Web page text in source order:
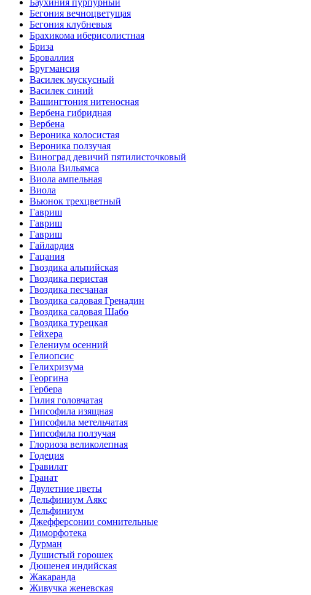
Баухиния пурпурный
Бегония вечноцветущая
Бегония клубневыя
Брахикома иберисолистная
Бриза
Броваллия
Бругмансия
Василек мускусный
Василек синий
Вашингтония нитеносная
Вербена гибридная
Вербена
Вероника колосистая
Вероника ползучая
Виноград девичий пятилисточковый
Виола Вильямса
Виола ампельная
Виола
Вьюнок трехцветный
Гавриш
Гавриш
Гавриш
Гайлардия
Гацания
Гвоздика альпийская
Гвоздика перистая
Гвоздика песчаная
Гвоздика садовая Гренадин
Гвоздика садовая Шабо
Гвоздика турецкая
Гейхера
Гелениум осенний
Гелиопсис
Гелихризума
Георгина
Гербера
Гилия головчатая
Гипсофила изящная
Гипсофила метельчатая
Гипсофила ползучая
Глориоза великолепная
Годеция
Гравилат
Гранат
Двулетние цветы
Дельфиниум Аякс
Дельфиниум
Джефферсонии сомнительные
Диморфотека
Дурман
Душистый горошек
Дюшенея индийская
Жакаранда
Живучка женевская